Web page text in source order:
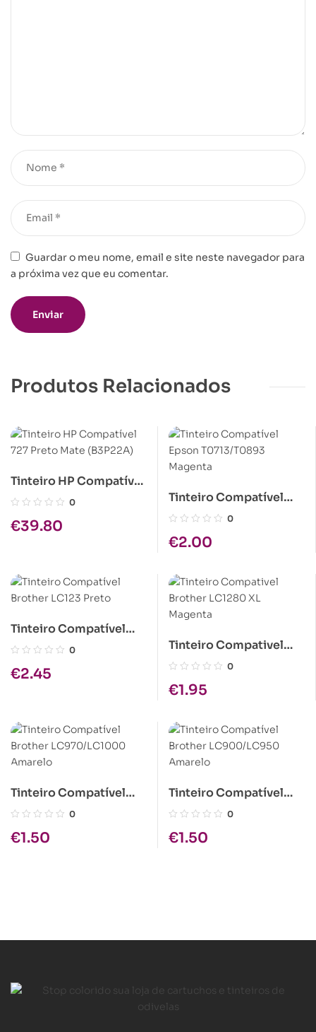
Guardar o meu nome, email e site neste navegador para
a próxima vez que eu comentar.
Produtos Relacionados
Tinteiro HP Compatível
727 Preto Mate
0
€39.80
Tinteiro Compatível
Epson T0713/T0893
0
€2.00
Tinteiro Compatível
Brother LC123 Preto
0
€2.45
Tinteiro Compativel
Brother LC1280 XL
0
€1.95
Tinteiro Compatível
Brother LC970/LC1000
0
€1.50
Tinteiro Compatível
Brother LC900/LC950
0
€1.50